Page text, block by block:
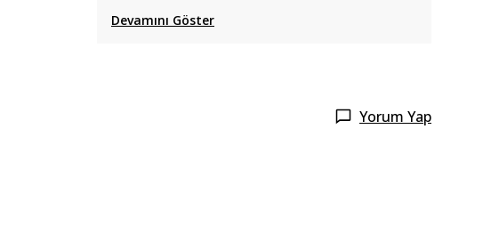
Devamını Göster
Yorum Yap